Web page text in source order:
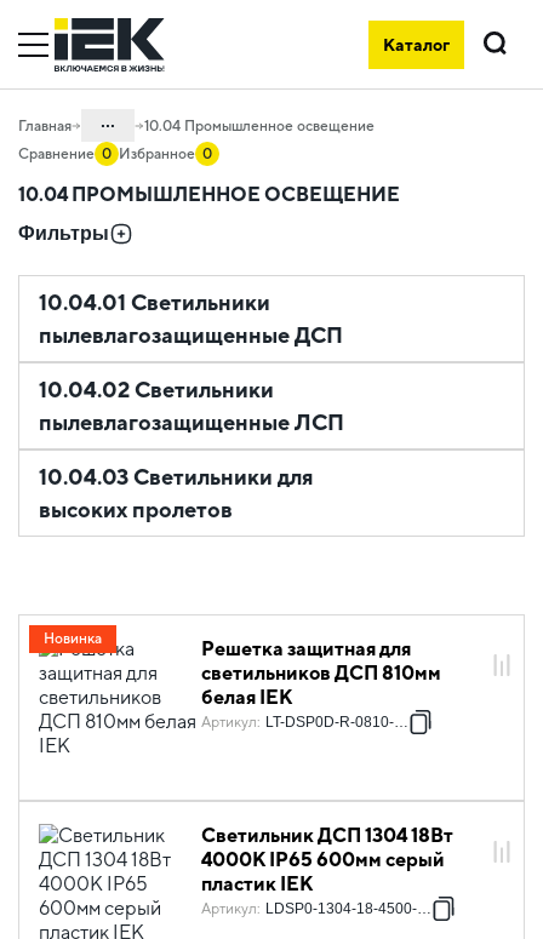
Каталог
Поиск
Главная ...
Каталог
10. Светотехника
10.04 Промышленное освещение
Сравнение 0 Избранное 0
10.04 ПРОМЫШЛЕННОЕ ОСВЕЩЕНИЕ
Фильтры
10.04.01 Светильники
пылевлагозащищенные ДСП
10.04.02 Светильники
пылевлагозащищенные ЛСП
10.04.03 Светильники для
высоких пролетов
Решетка защитная для
светильников ДСП 810мм
белая IEK
Артикул: LT-DSP0D-R-0810-K01
Новинка
Светильник ДСП 1304 18Вт
4000К IP65 600мм серый
пластик IEK
Артикул: LDSP0-1304-18-4500-K01